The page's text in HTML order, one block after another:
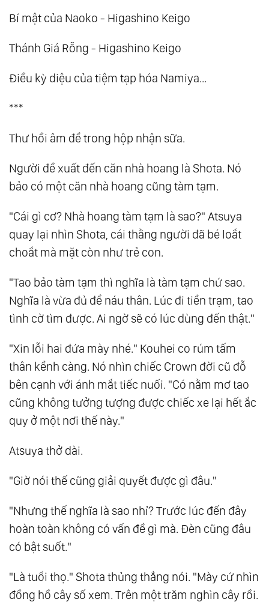
Bí mật của Naoko - Higashino Keigo
Thánh Giá Rỗng - Higashino Keigo
Điều kỳ diệu của tiệm tạp hóa Namiya...
***
Thư hồi âm để trong hộp nhận sữa.
Người đề xuất đến căn nhà hoang là Shota. Nó
bảo có một căn nhà hoang cũng tàm tạm.
"Cái gì cơ? Nhà hoang tàm tạm là sao?" Atsuya
quay lại nhìn Shota, cái thằng người đã bé loắt
choắt mà mặt còn như trẻ con.
"Tao bảo tàm tạm thì nghĩa là tàm tạm chứ sao.
Nghĩa là vừa đủ để náu thân. Lúc đi tiền trạm, tao
tình cờ tìm được. Ai ngờ sẽ có lúc dùng đến thật."
"Xin lỗi hai đứa mày nhé." Kouhei co rúm tấm
thân kềnh càng. Nó nhìn chiếc Crown đời cũ đỗ
bên cạnh với ánh mắt tiếc nuối. "Có nằm mơ tao
cũng không tưởng tượng được chiếc xe lại hết ắc
quy ở một nơi thế này."
Atsuya thở dài.
"Giờ nói thế cũng giải quyết được gì đâu."
"Nhưng thế nghĩa là sao nhỉ? Trước lúc đến đây
hoàn toàn không có vấn đề gì mà. Đèn cũng đâu
có bật suốt."
"Là tuổi thọ." Shota thủng thẳng nói. "Mày cứ nhìn
đồng hồ cây số xem. Trên một trăm nghìn cây rồi.